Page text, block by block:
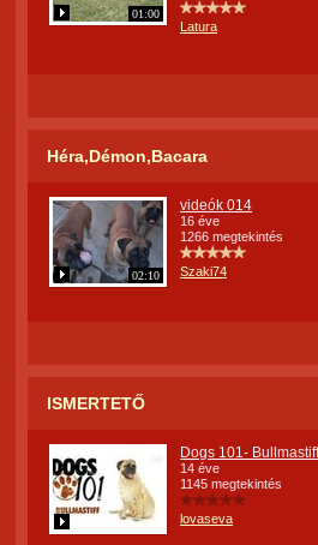
01:00
Latura
Héra,Démon,Bacara
02:10
videók 014
16 éve
1266 megtekintés
Szaki74
ISMERTETŐ
Dogs 101- Bullmastiff
14 éve
1145 megtekintés
lovaseva